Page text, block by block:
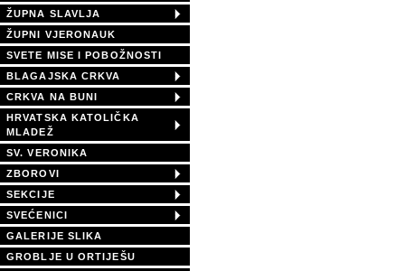
ŽUPNA SLAVLJA
ŽUPNI VJERONAUK
SVETE MISE I POBOŽNOSTI
BLAGAJSKA CRKVA
CRKVA NA BUNI
HRVATSKA KATOLIČKA
MLADEŽ
SV. VERONIKA
ZBOROVI
SEKCIJE
SVEĆENICI
GALERIJE SLIKA
GROBLJE U ORTIJEŠU